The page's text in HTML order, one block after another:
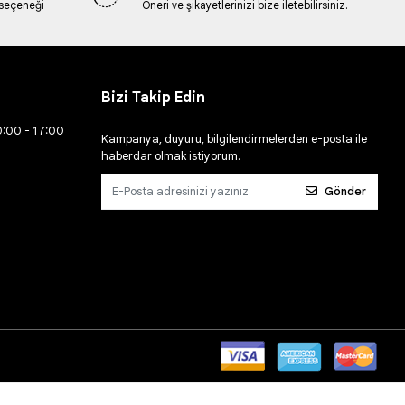
Öneri ve şikayetlerinizi bize iletebilirsiniz.
- 17:00
Bizi Takip Edin
Kampanya, duyuru, bilgilendirmelerden e-posta ile
haberdar olmak istiyorum.
Gönder